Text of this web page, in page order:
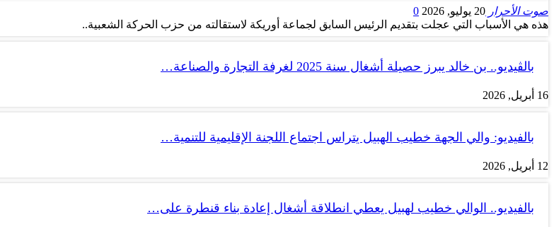
صوت الأحرار 20 يوليو, 2026
0
هذه هي الأسباب التي عجلت بتقديم الرئيس السابق لجماعة أوريكة لاستقالته من حزب الحركة الشعبية..
بالڤيديو.. بن خالد يبرز حصيلة أشغال سنة 2025 لغرفة التجارة والصناعة…
16 أبريل, 2026
بالفيديو: والي الجهة خطيب الهبيل يتراس اجتماع اللجنة الإقليمية للتنمية…
12 أبريل, 2026
بالفيديو.. الوالي خطيب لهبيل يعطي انطلاقة أشغال إعادة بناء قنطرة على…